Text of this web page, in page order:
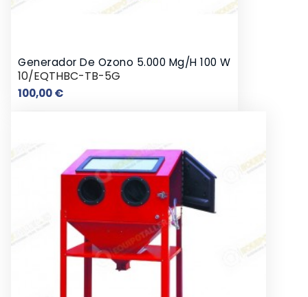
Generador De Ozono 5.000 Mg/h 100 W
10/EQTHBC-TB-5G
100,00 €Precio